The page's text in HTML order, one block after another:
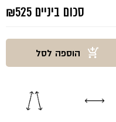
סכום ביניים ₪525
הוספה לסל